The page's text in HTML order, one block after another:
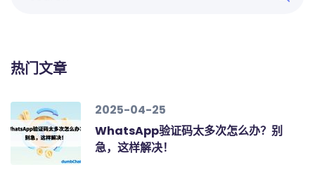
热门文章
2025-04-25
WhatsApp验证码太多次怎么办？别
急，这样解决！